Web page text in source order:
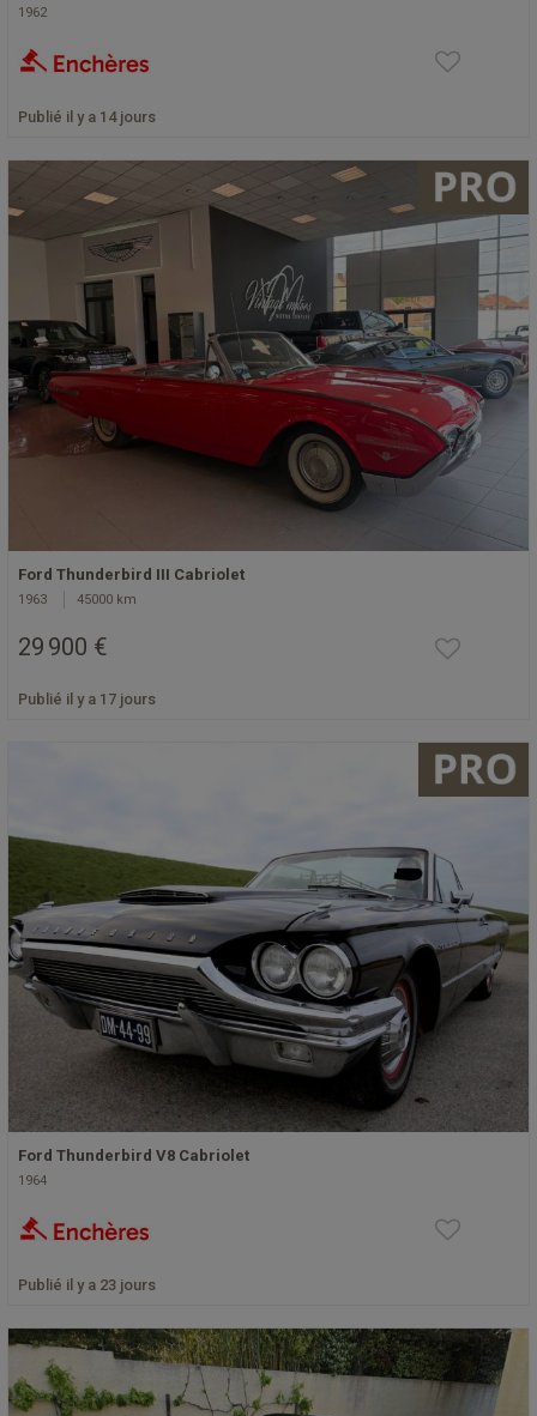
1962
Publié il y a 14 jours
Ford Thunderbird III Cabriolet
1963 45000 km
29 900 €
Publié il y a 17 jours
Ford Thunderbird V8 Cabriolet
1964
Publié il y a 23 jours